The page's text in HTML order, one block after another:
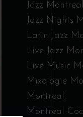
Jazz Montreal
Jazz Nights
Latin Jazz
Live Jazz
Live Music
Mixologie
Montreal
Montreal